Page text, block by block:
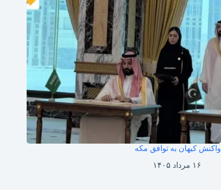
واکنش کیهان به توافق مکه
۱۶ مرداد ۱۴۰۵